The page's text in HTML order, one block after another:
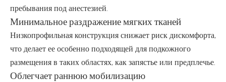
пребывания под анестезией.
Минимальное раздражение мягких тканей
Низкопрофильная конструкция снижает риск дискомфорта,
что делает ее особенно подходящей для подкожного
размещения в таких областях, как запястье или предплечье.
Облегчает раннюю мобилизацию